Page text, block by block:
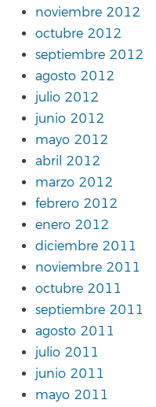
noviembre 2012
octubre 2012
septiembre 2012
agosto 2012
julio 2012
junio 2012
mayo 2012
abril 2012
marzo 2012
febrero 2012
enero 2012
diciembre 2011
noviembre 2011
octubre 2011
septiembre 2011
agosto 2011
julio 2011
junio 2011
mayo 2011